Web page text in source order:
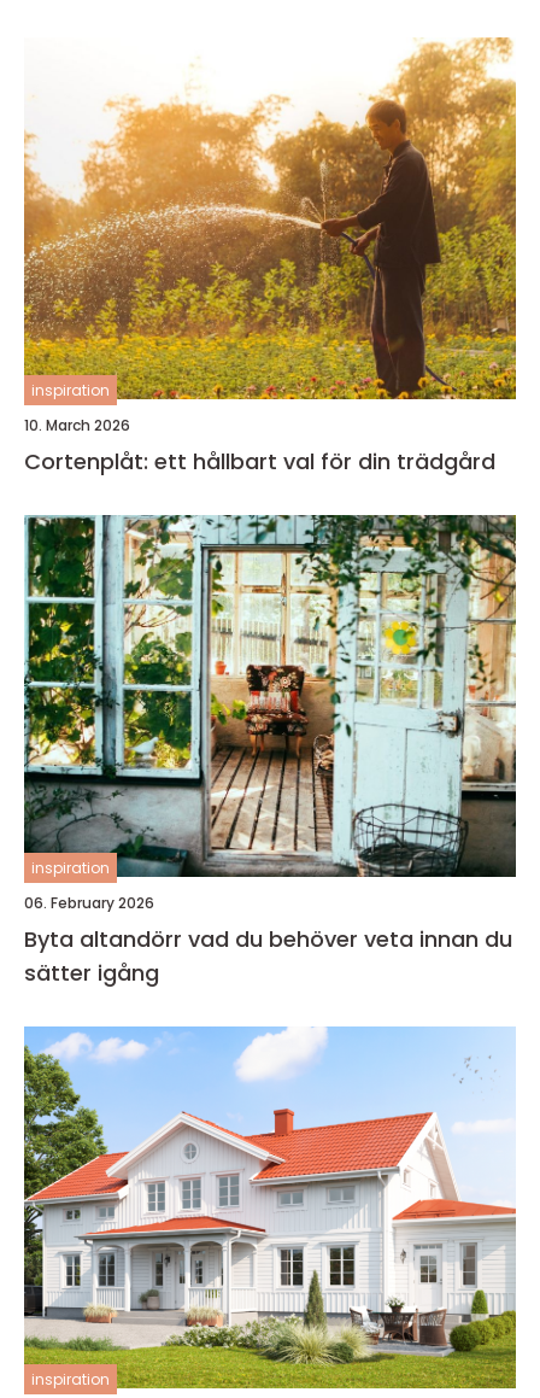
inspiration
10. March 2026
Cortenplåt: ett hållbart val för din trädgård
inspiration
06. February 2026
Byta altandörr vad du behöver veta innan du
sätter igång
inspiration